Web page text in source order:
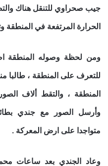
جيب صحراوي للتنقل هناك
الحرارة المرتفعة في
ومن لحظة وصوله المنطقة
للتعرف على المنطقة ، طالبا
المنطقة ، والتقط ألاف
وأرسل الصور مع جندي
متواجدا على ارض المعركة .
وعاد الجندي بعد ساعات